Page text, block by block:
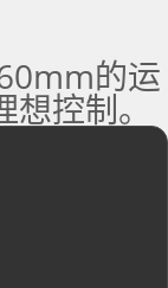
的运
控制。